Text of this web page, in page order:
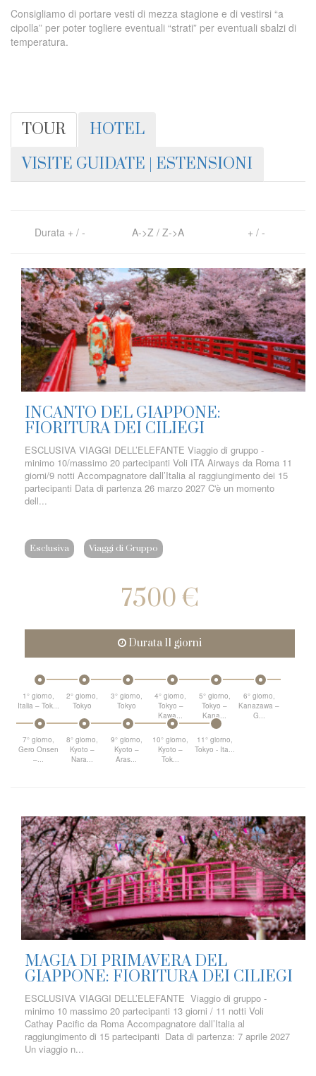
Consigliamo di portare vesti di mezza stagione e di vestirsi “a
cipolla” per poter togliere eventuali “strati” per eventuali sbalzi di
temperatura.
TOUR
HOTEL
VISITE GUIDATE | ESTENSIONI
Durata + / - A->Z / Z->A + / -
INCANTO DEL GIAPPONE:
FIORITURA DEI CILIEGI
ESCLUSIVA VIAGGI DELL’ELEFANTE Viaggio di gruppo -
minimo 10/massimo 20 partecipanti Voli ITA Airways da Roma 11
giorni/9 notti Accompagnatore dall’Italia al raggiungimento dei 15
partecipanti Data di partenza 26 marzo 2027 C'è un momento
dell...
Esclusiva Viaggi di Gruppo
7500 €
Durata 11 giorni
1° giorno,
Italia – Tok...
2° giorno,
Tokyo
3° giorno,
Tokyo
4° giorno,
Tokyo –
Kawa...
5° giorno,
Tokyo –
Kana...
6° giorno,
Kanazawa –
G...
7° giorno,
Gero Onsen
–...
8° giorno,
Kyoto –
Nara...
9° giorno,
Kyoto –
Aras...
10° giorno,
Kyoto –
Tok...
11° giorno,
Tokyo - Ita...
MAGIA DI PRIMAVERA DEL
GIAPPONE: FIORITURA DEI CILIEGI
ESCLUSIVA VIAGGI DELL’ELEFANTE Viaggio di gruppo -
minimo 10 massimo 20 partecipanti 13 giorni / 11 notti Voli
Cathay Pacific da Roma Accompagnatore dall’Italia al
raggiungimento di 15 partecipanti Data di partenza: 7 aprile 2027
Un viaggio n...